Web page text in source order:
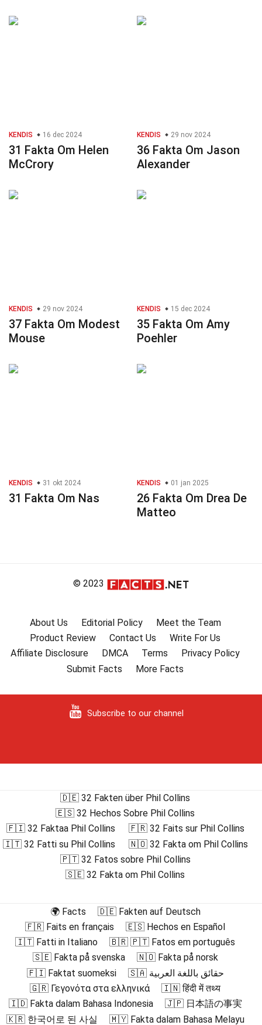
KENDIS 16 dec 2024
31 Fakta Om Helen
McCrory
KENDIS 29 nov 2024
36 Fakta Om Jason
Alexander
KENDIS 29 nov 2024
37 Fakta Om Modest
Mouse
KENDIS 15 dec 2024
35 Fakta Om Amy
Poehler
KENDIS 31 okt 2024
31 Fakta Om Nas
KENDIS 01 jan 2025
26 Fakta Om Drea De
Matteo
© 2023
About Us Editorial Policy
Meet the Team
Product Review
Contact Us
Write For Us
Affiliate Disclosure
DMCA Terms
Privacy Policy
Submit Facts
More Facts
Subscribe to our channel
🇩🇪 32 Fakten über Phil Collins
🇪🇸 32 Hechos Sobre Phil Collins
🇫🇮 32 Faktaa Phil Collins
🇫🇷 32 Faits sur Phil Collins
🇮🇹 32 Fatti su Phil Collins
🇳🇴 32 Fakta om Phil Collins
🇵🇹 32 Fatos sobre Phil Collins
🇸🇪 32 Fakta om Phil Collins
🌍 Facts
🇩🇪 Fakten auf Deutsch
🇫🇷 Faits en français
🇪🇸 Hechos en Español
🇮🇹 Fatti in Italiano
🇧🇷 🇵🇹 Fatos em português
🇸🇪 Fakta på svenska
🇳🇴 Fakta på norsk
🇫🇮 Faktat suomeksi
🇸🇦 حقائق باللغة العربية
🇬🇷 Γεγονότα στα ελληνικά
🇮🇳 हिंदी में तथ्य
🇮🇩 Fakta dalam Bahasa Indonesia
🇯🇵 日本語の事実
🇰🇷 한국어로 된 사실
🇲🇾 Fakta dalam Bahasa Melayu